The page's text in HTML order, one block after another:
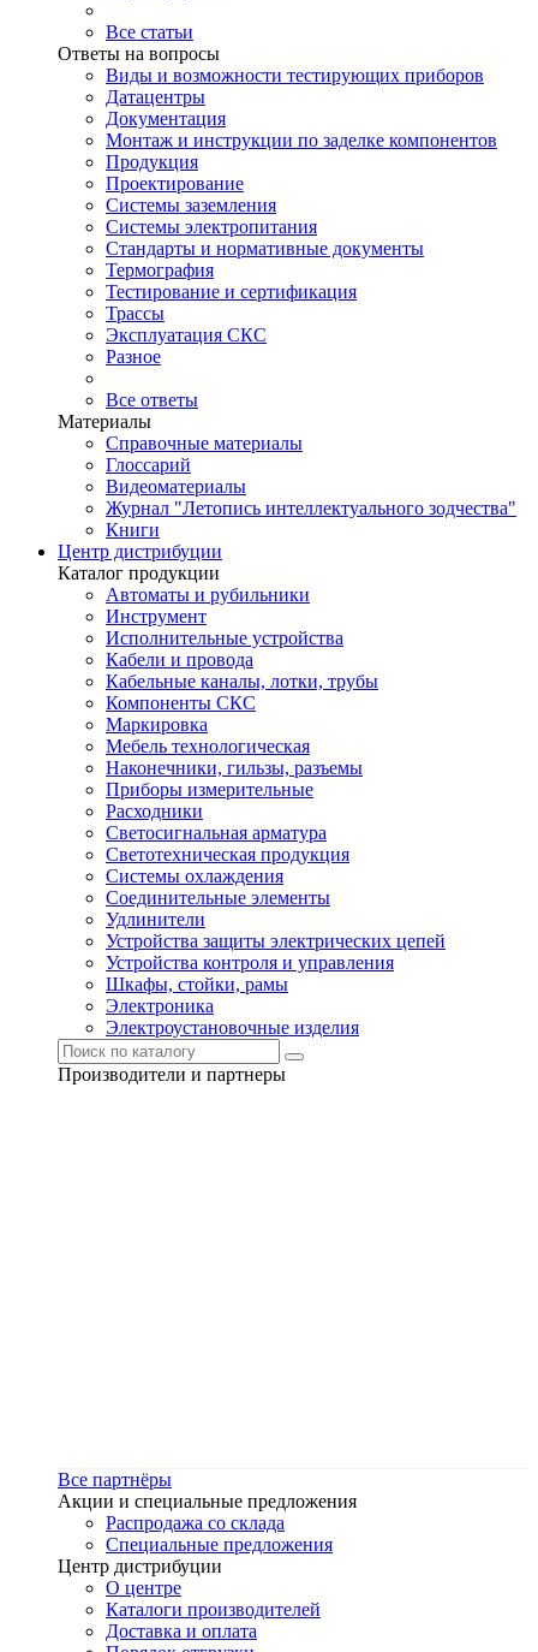
Все статьи
Ответы на вопросы
Виды и возможности тестирующих приборов
Датацентры
Документация
Монтаж и инструкции по заделке компонентов
Продукция
Проектирование
Системы заземления
Системы электропитания
Стандарты и нормативные документы
Термография
Тестирование и сертификация
Трассы
Эксплуатация СКС
Разное
Все ответы
Материалы
Справочные материалы
Глоссарий
Видеоматериалы
Журнал "Летопись интеллектуального зодчества"
Книги
Центр дистрибуции
Каталог продукции
Автоматы и рубильники
Инструмент
Исполнительные устройства
Кабели и провода
Кабельные каналы, лотки, трубы
Компоненты СКС
Маркировка
Мебель технологическая
Наконечники, гильзы, разъемы
Приборы измерительные
Расходники
Светосигнальная арматура
Светотехническая продукция
Системы охлаждения
Соединительные элементы
Удлинители
Устройства защиты электрических цепей
Устройства контроля и управления
Шкафы, стойки, рамы
Электроника
Электроустановочные изделия
Производители и партнеры
Все партнёры
Акции и специальные предложения
Распродажа со склада
Специальные предложения
Центр дистрибуции
О центре
Каталоги производителей
Доставка и оплата